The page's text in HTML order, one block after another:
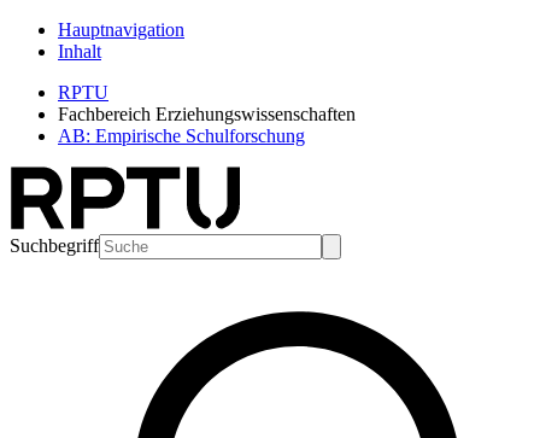
Hauptnavigation
Inhalt
RPTU
Fachbereich Erziehungswissenschaften
AB: Empirische Schulforschung
Suchbegriff